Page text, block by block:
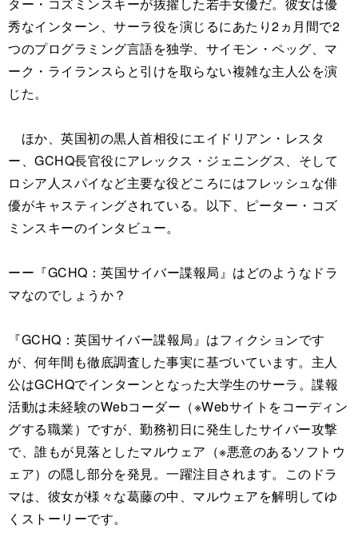
ター・コズミンスキーが抜擢した若手女優だ。彼女は優
秀なインターン、サーラ役を演じるにあたり2ヵ月間で2
つのプログラミング言語を独学、サイモン・ペッグ、マ
ーク・ライランスらと引けを取らない複雑な主人公を演
じた。
ほか、英国初の黒人首相役にエイドリアン・レスタ
ー、GCHQ長官役にアレックス・ジェニングス、そして
ロシア人スパイなど主要な役どころにはフレッシュな俳
優がキャスティングされている。以下、ピーター・コズ
ミンスキーのインタビュー。
ーー『GCHQ：英国サイバー諜報局』はどのようなドラ
マなのでしょうか？
『GCHQ：英国サイバー諜報局』はフィクションです
が、何年間も徹底調査した事実に基づいています。主人
公はGCHQでインターンとなった大学生のサーラ。諜報
活動は未経験のWebコーダー（※Webサイトをコーディン
グする職業）ですが、勤務初日に発生したサイバー攻撃
で、誰もが見落としたマルウェア（※悪意のあるソフトウ
ェア）の隠し部分を発見。一躍注目されます。このドラ
マは、彼女が様々な葛藤の中、マルウェアを解明してゆ
くストーリーです。